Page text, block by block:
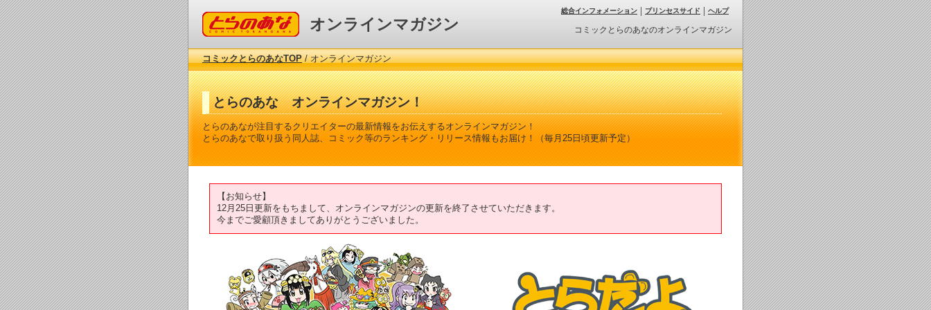
コミックとらのあな オンラインマガジン コミックとらのあなのオンラインマガジン
総合インフォメーション プリンセスサイド ヘルプ
コミックとらのあなTOP/ オンラインマガジン
とらのあな オンラインマガジン！
とらのあなが注目するクリエイターの最新情報をお伝えするオンラインマガジン！
とらのあなで取り扱う同人誌、コミック等のランキング・リリース情報もお届け！（毎月25日頃更新予定）
【お知らせ】
12月25日更新をもちまして、オンラインマガジンの更新を終了させていただきます。
今までご愛顧頂きましてありがとうございました。